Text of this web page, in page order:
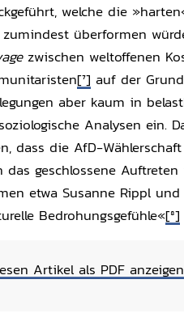
welche die
überformen
zwischen weltoffenen
[7] auf der
aber kaum in
Analysen ein.
dass die AfD-
das geschlossene
etwa Susanne Rippl
Bedrohungsgefühle«[8]
Artikel als PDF anzeigen